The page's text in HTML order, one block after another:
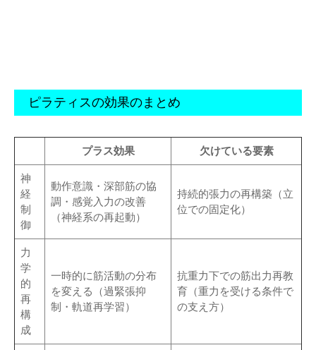
ピラティスの効果のまとめ
プラス効果 欠けている要素
神
経
制
御
動作意識・深部筋の協
調・感覚入力の改善
（神経系の再起動）
持続的張力の再構築（立
位での固定化）
力
学
的
再
構
成
一時的に筋活動の分布
を変える（過緊張抑
制・軌道再学習）
抗重力下での筋出力再教
育（重力を受ける条件で
の支え方）